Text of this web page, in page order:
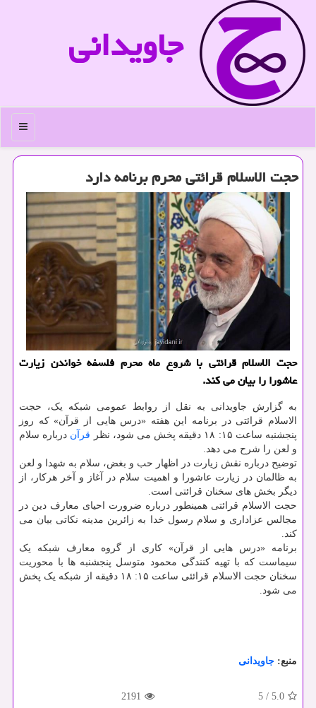
جاویدانی
منو
حجت الاسلام قرائتی محرم برنامه دارد
حجت الاسلام قرائتی با شروع ماه محرم فلسفه خواندن زیارت
عاشورا را بیان می كند.
به گزارش جاویدانی به نقل از روابط عمومی شبکه یک، حجت
الاسلام قرائتی در برنامه این هفته «درس هایی از قرآن» که روز
پنجشنبه ساعت ۱۵: ۱۸ دقیقه پخش می شود، نظر
قرآن درباره سلام
و لعن را شرح می دهد.
توضیح درباره نقش زیارت در اظهار حب و بغض، سلام به شهدا و لعن
به ظالمان در زیارت عاشورا و اهمیت سلام در آغاز و آخر هرکار، از
دیگر بخش های سخنان قرائتی است.
حجت الاسلام قرائتی همینطور درباره ضرورت احیای معارف دین در
مجالس عزاداری و سلام رسول خدا به زائرین مدینه نکاتی بیان می
کند.
برنامه «درس هایی از قرآن» کاری از گروه معارف شبکه یک
سیماست که با تهیه کنندگی محمود متوسل پنجشنبه ها با محوریت
سخنان حجت الاسلام قرائئی ساعت ۱۵: ۱۸ دقیقه از شبکه یک پخش
می شود.
منبع: جاویدانی
5.0
/
5
2191